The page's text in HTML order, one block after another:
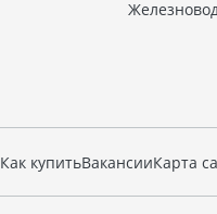
Как купитьВакансииКарта